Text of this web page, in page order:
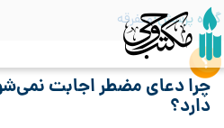
گروه پرسش متفرقه
چرا دعای مضطر اجابت
دارد؟